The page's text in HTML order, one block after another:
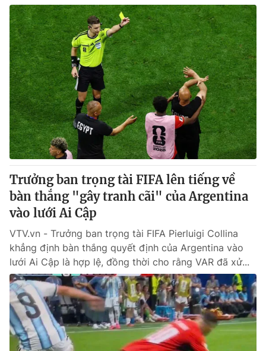
Trưởng ban trọng tài FIFA lên tiếng về
bàn thắng "gây tranh cãi" của Argentina
vào lưới Ai Cập
VTV.vn - Trưởng ban trọng tài FIFA Pierluigi Collina
khẳng định bàn thắng quyết định của Argentina vào
lưới Ai Cập là hợp lệ, đồng thời cho rằng VAR đã xử...